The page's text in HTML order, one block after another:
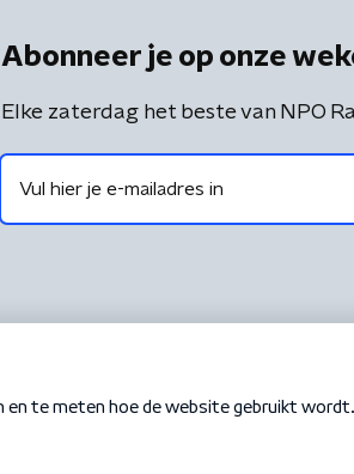
Abonneer je op onze
Elke zaterdag het beste van NPO